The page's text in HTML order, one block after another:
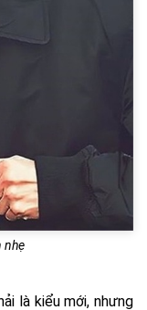
nhẹ
là kiểu mới, nhưng